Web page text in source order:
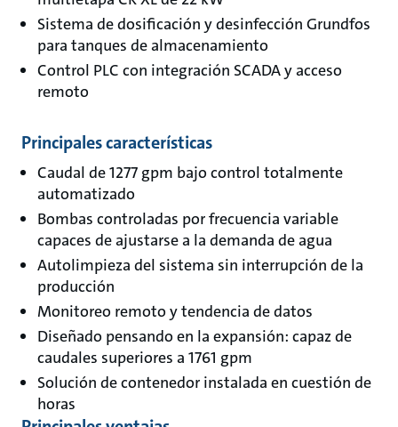
Sistema de dosificación y desinfección Grundfos
para tanques de almacenamiento
Control PLC con integración SCADA y acceso
remoto
Principales características
Caudal de 1277 gpm bajo control totalmente
automatizado
Bombas controladas por frecuencia variable
capaces de ajustarse a la demanda de agua
Autolimpieza del sistema sin interrupción de la
producción
Monitoreo remoto y tendencia de datos
Diseñado pensando en la expansión: capaz de
caudales superiores a 1761 gpm
Solución de contenedor instalada en cuestión de
horas